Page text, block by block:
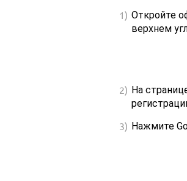
Откройте
верхнем
На
Нажмите